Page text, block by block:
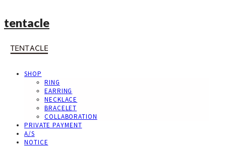
tentacle
SHOP
RING
EARRING
NECKLACE
BRACELET
COLLABORATION
PRIVATE PAYMENT
A/S
NOTICE